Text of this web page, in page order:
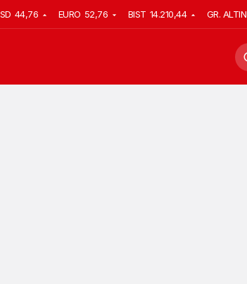
44,76 EURO 52,76 BIST 14.210,44 GR. ALTIN